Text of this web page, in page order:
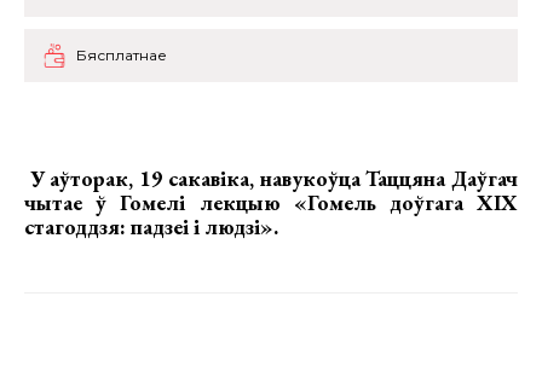
Бясплатнае
У аўторак, 19 сакавіка, навукоўцаТаццяна Даўгач
чытае ў Гомелі лекцыю «Гомель доўгага ХІХ
стагоддзя: падзеі і людзі».